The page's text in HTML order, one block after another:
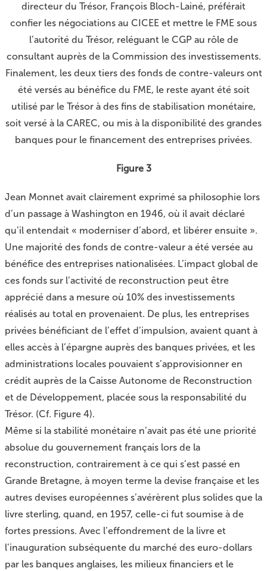
directeur du Trésor, François Bloch-Lainé, préférait
confier les négociations au CICEE et mettre le FME sous
l’autorité du Trésor, reléguant le CGP au rôle de
consultant auprès de la Commission des investissements.
Finalement, les deux tiers des fonds de contre-valeurs ont
été versés au bénéfice du FME, le reste ayant été soit
utilisé par le Trésor à des fins de stabilisation monétaire,
soit versé à la CAREC, ou mis à la disponibilité des grandes
banques pour le financement des entreprises privées.
Figure 3
Jean Monnet avait clairement exprimé sa philosophie lors
d’un passage à Washington en 1946, où il avait déclaré
qu’il entendait « moderniser d’abord, et libérer ensuite ».
Une majorité des fonds de contre-valeur a été versée au
bénéfice des entreprises nationalisées. L’impact global de
ces fonds sur l’activité de reconstruction peut être
apprécié dans a mesure où 10% des investissements
réalisés au total en provenaient. De plus, les entreprises
privées bénéficiant de l’effet d’impulsion, avaient quant à
elles accès à l’épargne auprès des banques privées, et les
administrations locales pouvaient s’approvisionner en
crédit auprès de la Caisse Autonome de Reconstruction
et de Développement, placée sous la responsabilité du
Trésor. (Cf. Figure 4).
Même si la stabilité monétaire n’avait pas été une priorité
absolue du gouvernement français lors de la
reconstruction, contrairement à ce qui s’est passé en
Grande Bretagne, à moyen terme la devise française et les
autres devises européennes s’avérèrent plus solides que la
livre sterling, quand, en 1957, celle-ci fut soumise à de
fortes pressions. Avec l’effondrement de la livre et
l’inauguration subséquente du marché des euro-dollars
par les banques anglaises, les milieux financiers et le